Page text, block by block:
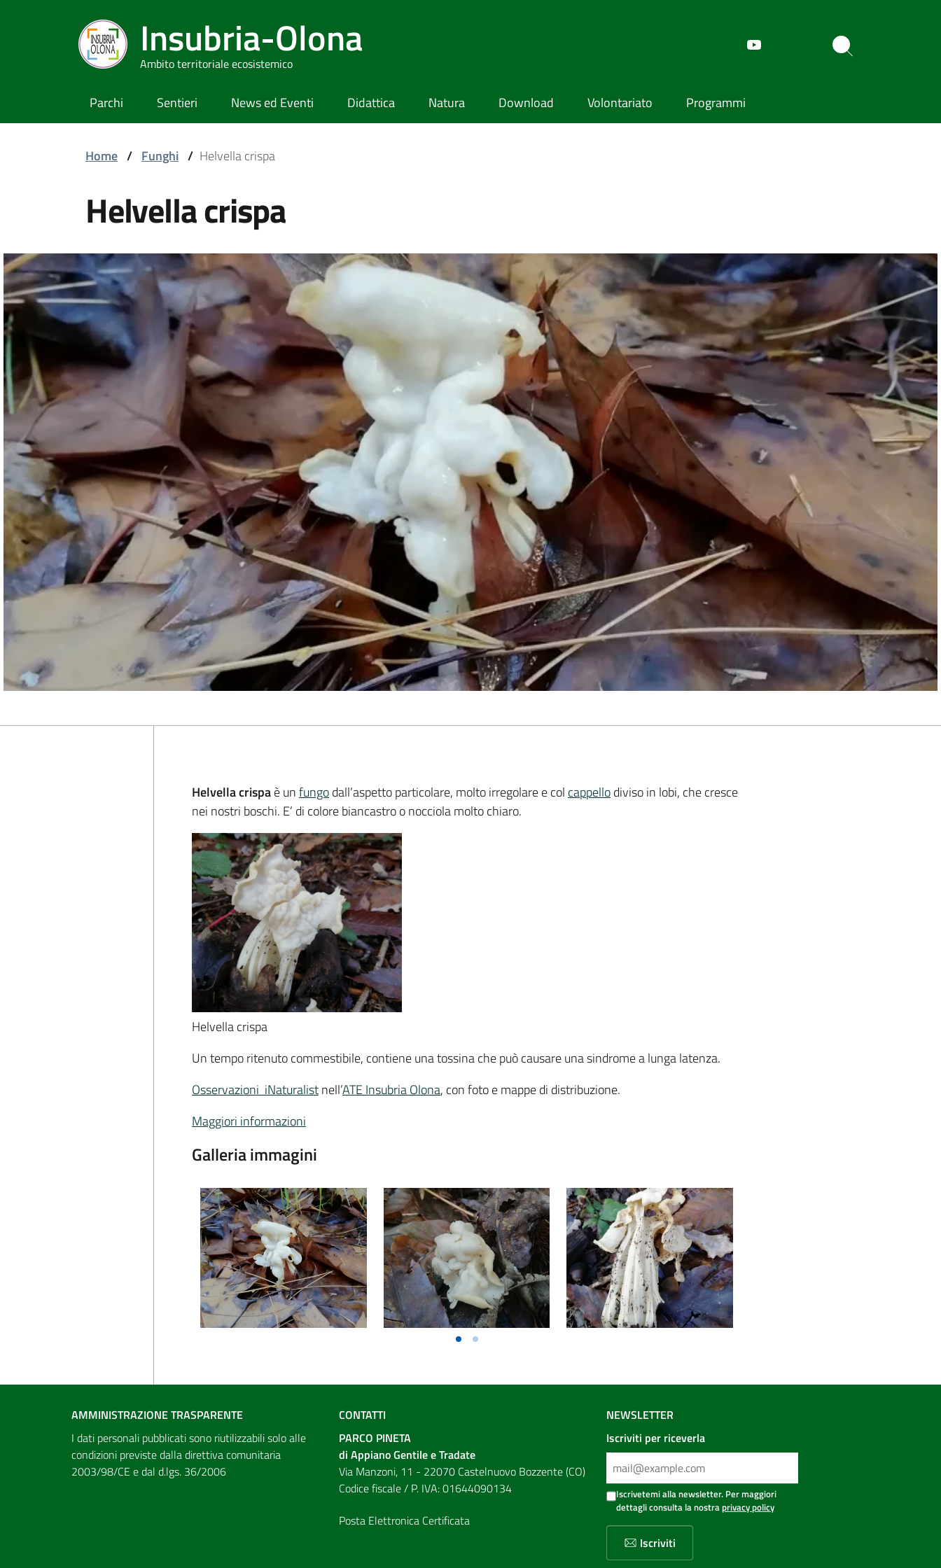
Insubria-Olona
Ambito territoriale ecosistemico
Parchi Sentieri News ed Eventi Didattica Natura Download Volontariato Programmi
Home / Funghi / Helvella crispa
Helvella crispa
Helvella crispaè unfungodall’aspetto particolare, molto irregolare e col cappellodiviso in lobi, che cresce
nei nostri boschi. E’ di colore biancastro o nocciola molto chiaro.
Helvella crispa
Un tempo ritenuto commestibile, contiene una tossina che può causare una sindrome a lunga latenza.
Osservazioni iNaturalistnell’ATE Insubria Olona, con foto e mappe di distribuzione.
Maggiori informazioni
Galleria immagini
AMMINISTRAZIONE TRASPARENTE
I dati personali pubblicati sono riutilizzabili solo alle
condizioni previste dalla direttiva comunitaria
2003/98/CE e dal d.lgs. 36/2006
CONTATTI
PARCO PINETA
di Appiano Gentile e Tradate
Via Manzoni, 11 - 22070 Castelnuovo Bozzente (CO)
Codice fiscale / P. IVA: 01644090134
Posta Elettronica Certificata
NEWSLETTER
Iscriviti per riceverla
Iscrivetemi alla newsletter. Per maggiori
dettagli consulta la nostraprivacy policy
Iscriviti